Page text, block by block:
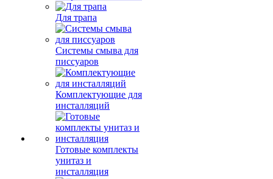
Для трапа
Системы смыва для
писсуаров
Комплектующие для
инсталляций
Готовые комплекты
унитаз и
инсталляция